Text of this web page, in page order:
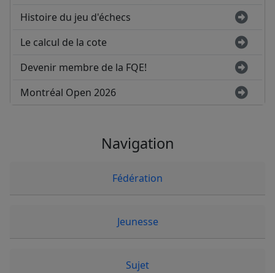
Histoire du jeu d'échecs
Le calcul de la cote
Devenir membre de la FQE!
Montréal Open 2026
Navigation
Fédération
Jeunesse
Sujet